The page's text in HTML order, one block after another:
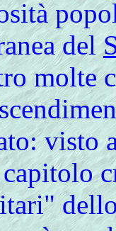
del
molte
visto